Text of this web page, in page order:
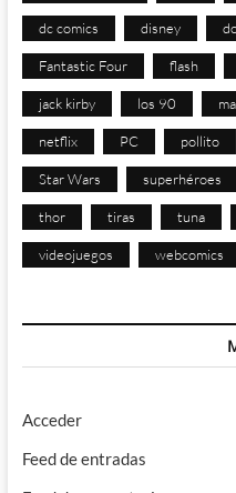
dc comics disney
Fantastic Four flash
jack kirby los 90
netflix PC pollito
Star Wars superhéroes
thor tiras tuna
videojuegos webcomics
Acceder
Feed de entradas